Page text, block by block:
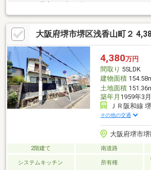
機付きの物件です。入浴時間を気にする必要
る浴室です。中古の戸建て物件は、経済的な
が特徴です。キッチンに窓があるので熱やに
でも快適に。こちらは都市近郊にあるので、
ジが自慢です。
大阪府堺市堺区浅香山町２
4,380万円
間取り 5SLDK
建物面積
土地面積
築年月 1959年3
ＪＲ阪和線
その他の交通
大阪府堺市
2階建て 南道路
システムキッチン 所有権